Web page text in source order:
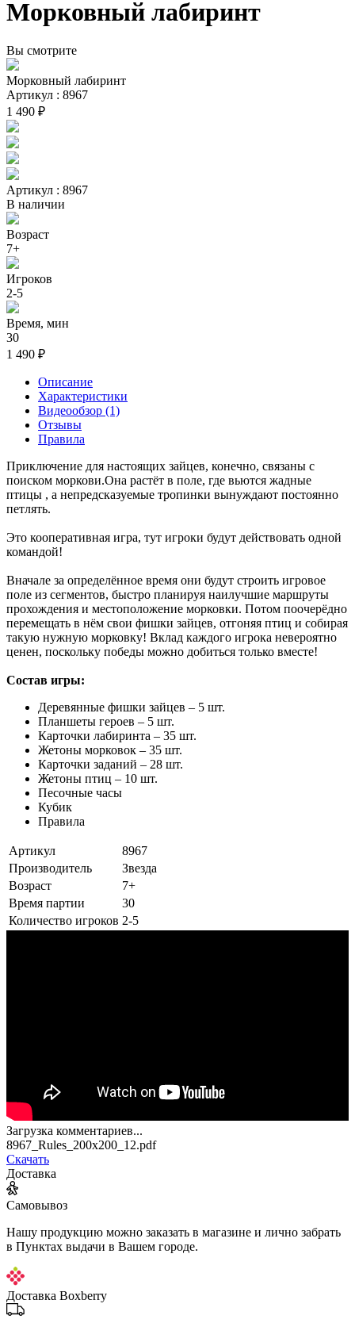
Морковный лабиринт
Вы смотрите
Морковный лабиринт
Артикул : 8967
1 490 ₽
Артикул : 8967
В наличии
Возраст
7+
Игроков
2-5
Время, мин
30
1 490 ₽
Описание
Характеристики
Видеообзор (1)
Отзывы
Правила
Приключение для настоящих зайцев, конечно, связаны с
поиском моркови.Она растёт в поле, где вьются жадные
птицы , а непредсказуемые тропинки вынуждают постоянно
петлять.
Это кооперативная игра, тут игроки будут действовать одной
командой!
Вначале за определённое время они будут строить игровое
поле из сегментов, быстро планируя наилучшие маршруты
прохождения и местоположение морковки. Потом поочерёдно
перемещать в нём свои фишки зайцев, отгоняя птиц и собирая
такую нужную морковку! Вклад каждого игрока невероятно
ценен, поскольку победы можно добиться только вместе!
Состав игры:
Деревянные фишки зайцев – 5 шт.
Планшеты героев – 5 шт.
Карточки лабиринта – 35 шт.
Жетоны морковок – 35 шт.
Карточки заданий – 28 шт.
Жетоны птиц – 10 шт.
Песочные часы
Кубик
Правила
Артикул
8967
Производитель
Звезда
Возраст
7+
Время партии
30
Количество игроков 2-5
Загрузка комментариев...
8967_Rules_200x200_12.pdf
Скачать
Доставка
Самовывоз
Нашу продукцию можно заказать в магазине и лично забрать
в Пунктах выдачи в Вашем городе.
Доставка Boxberry